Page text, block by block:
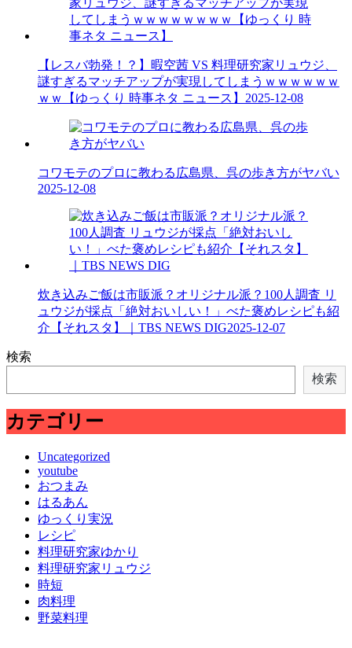
【レスバ勃発！？】暇空茜 VS 料理研究家リュウジ、
謎すぎるマッチアップが実現してしまうｗｗｗｗｗｗ
ｗｗ【ゆっくり 時事ネタ ニュース】 2025-12-08
コワモテのプロに教わる広島県、呉の歩き方がヤバい
2025-12-08
炊き込みご飯は市販派？オリジナル派？100人調査 リ
ュウジが採点「絶対おいしい！」べた褒めレシピも紹
介【それスタ】｜TBS NEWS DIG2025-12-07
検索
検索
カテゴリー
Uncategorized
youtube
おつまみ
はるあん
ゆっくり実況
レシピ
料理研究家ゆかり
料理研究家リュウジ
時短
肉料理
野菜料理